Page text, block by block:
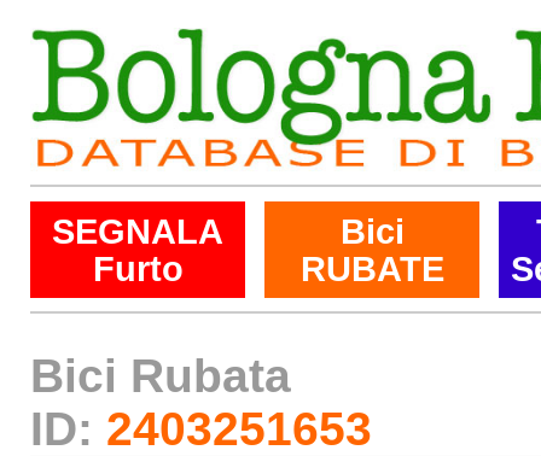
SEGNALA
Furto
Bici
RUBATE
Bici Rubata
ID: 2403251653